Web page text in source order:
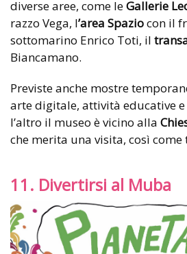
diverse aree, come leGallerie
razzo Vega, l’area Spaziocon il
sottomarino Enrico Toti, il
Biancamano.
Previste anche mostre
arte digitale, attività educative e
l’altro il museo è vicino alla
che merita una visita, così
11. Divertirsi al Muba